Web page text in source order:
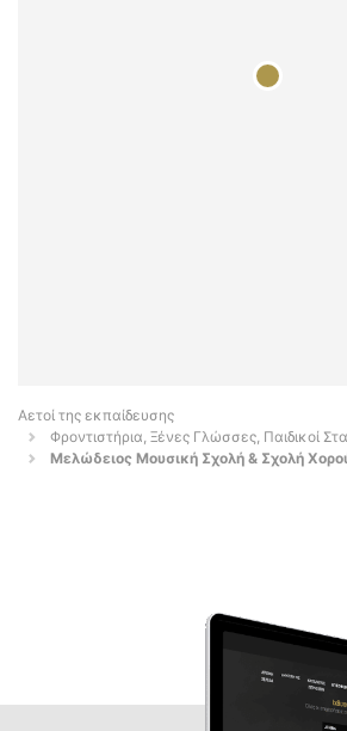
Αετοί της εκπαίδευσης
Φροντιστήρια, Ξένες Γλώσσες, Παιδικοί
Μελώδειος Μουσική Σχολή & Σχολή